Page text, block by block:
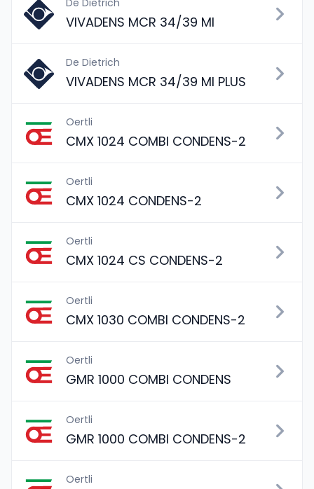
De Dietrich
VIVADENS MCR 34/39 MI
De Dietrich
VIVADENS MCR 34/39 MI PLUS
Oertli
CMX 1024 COMBI CONDENS-2
Oertli
CMX 1024 CONDENS-2
Oertli
CMX 1024 CS CONDENS-2
Oertli
CMX 1030 COMBI CONDENS-2
Oertli
GMR 1000 COMBI CONDENS
Oertli
GMR 1000 COMBI CONDENS-2
Oertli